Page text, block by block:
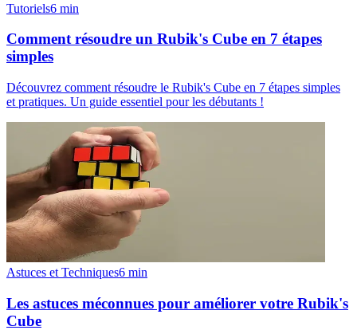
Tutoriels6 min
Comment résoudre un Rubik's Cube en 7 étapes
simples
Découvrez comment résoudre le Rubik's Cube en 7 étapes simples
et pratiques. Un guide essentiel pour les débutants !
Astuces et Techniques6 min
Les astuces méconnues pour améliorer votre Rubik's
Cube